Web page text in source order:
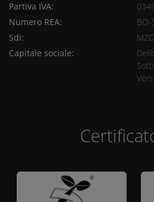
Partiva IVA:
Numero REA:
Sdi:
Capitale sociale: